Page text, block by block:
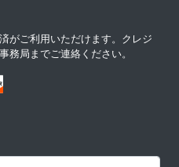
がご利用いただけます。クレジ
務局までご連絡ください。